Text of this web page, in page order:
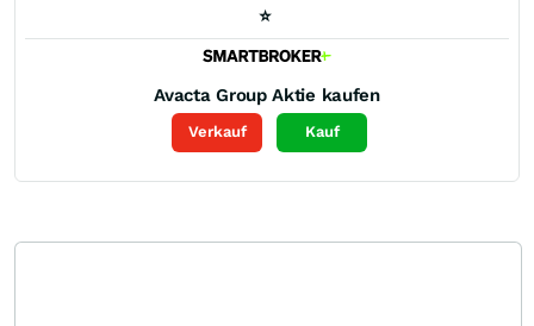
⭐
Avacta Group Aktie kaufen
Verkauf Kauf